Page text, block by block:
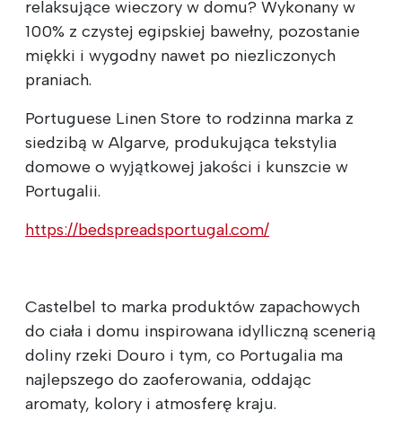
relaksujące wieczory w domu? Wykonany w
100% z czystej egipskiej bawełny, pozostanie
miękki i wygodny nawet po niezliczonych
praniach.
Portuguese Linen Store to rodzinna marka z
siedzibą w Algarve, produkująca tekstylia
domowe o wyjątkowej jakości i kunszcie w
Portugalii.
https://bedspreadsportugal.com/
Castelbel to marka produktów zapachowych
do ciała i domu inspirowana idylliczną scenerią
doliny rzeki Douro i tym, co Portugalia ma
najlepszego do zaoferowania, oddając
aromaty, kolory i atmosferę kraju.